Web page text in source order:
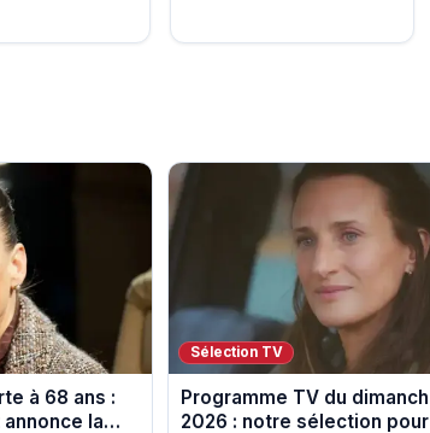
à 68 ans :
la
Sélection TV
Programme TV du
2026 : notre sélection